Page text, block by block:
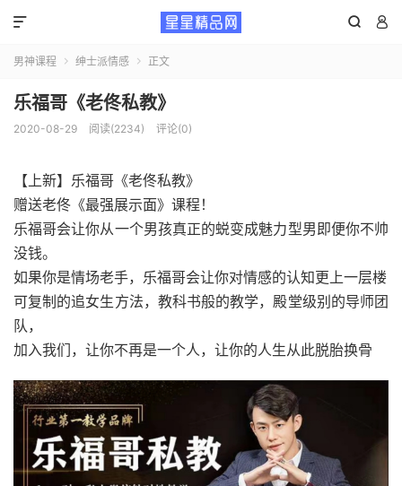
 

男神课程  绅士派情感  正文
乐福哥《老佟私教》
2020-08-29 阅读(2234) 评论(0)
【上新】乐福哥《老佟私教》
赠送老佟《最强展示面》课程！
乐福哥会让你从一个男孩真正的蜕变成魅力型男即便你不帅
没钱。
如果你是情场老手，乐福哥会让你对情感的认知更上一层楼
可复制的追女生方法，教科书般的教学，殿堂级别的导师团
队，
加入我们，让你不再是一个人，让你的人生从此脱胎换骨